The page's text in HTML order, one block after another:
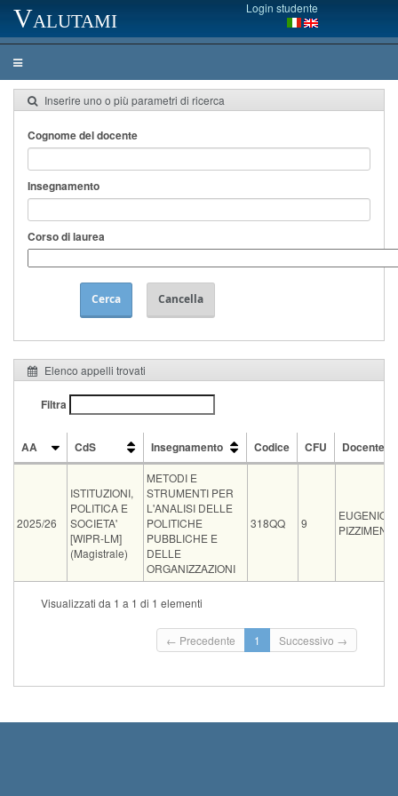
Valutami Login studente
Inserire uno o più parametri di ricerca
Cognome del docente
Insegnamento
Corso di laurea
Cerca Cancella
Elenco appelli trovati
Filtra
AA CdS Insegnamento Codice CFU
Docente
Insegnamento
2025/26
ISTITUZIONI,
POLITICA E
SOCIETA'
[WIPR-LM]
(Magistrale)
METODI E
STRUMENTI PER
L'ANALISI DELLE
POLITICHE
PUBBLICHE E
DELLE
ORGANIZZAZIONI
318QQ 9
EUGENIO
PIZZIMENTI
Tipo Data e ora Sede
Termine
Visualizzati da 1 a 1 di 1 elementi
← Precedente 1 Successivo →